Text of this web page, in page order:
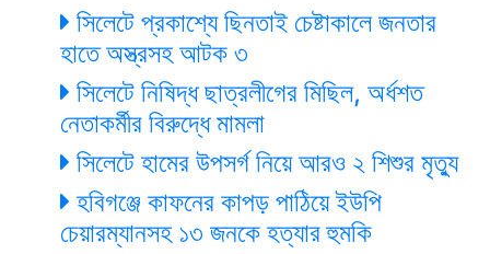
সিলেটে প্রকাশ্যে ছিনতাই চেষ্টাকালে জনতার
হাতে অস্ত্রসহ আটক ৩
সিলেটে নিষিদ্ধ ছাত্রলীগের মিছিল, অর্ধশত
নেতাকর্মীর বিরুদ্ধে মামলা
সিলেটে হামের উপসর্গ নিয়ে আরও ২ শিশুর মৃত্যু
হবিগঞ্জে কাফনের কাপড় পাঠিয়ে ইউপি
চেয়ারম্যানসহ ১৩ জনকে হত্যার হুমকি